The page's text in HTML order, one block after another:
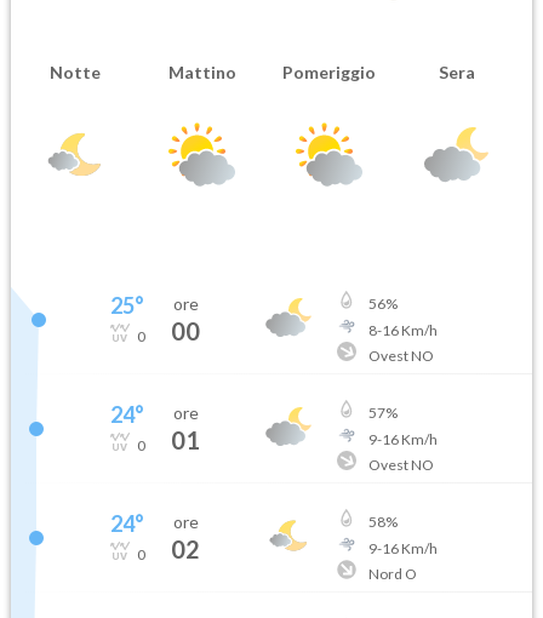
Notte Mattino Pomeriggio Sera
25°
0
ore
00
56%
8-16Km/h
Ovest NO
24°
0
ore
01
57%
9-16Km/h
Ovest NO
24°
0
ore
02
58%
9-16Km/h
Nord O